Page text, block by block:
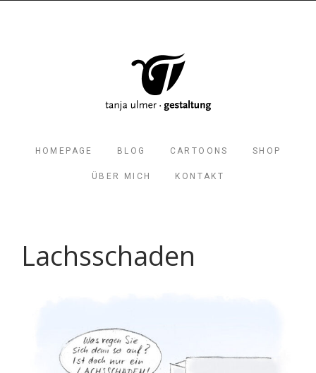
HOMEPAGE BLOG CARTOONS SHOP
ÜBER MICH KONTAKT
Lachsschaden